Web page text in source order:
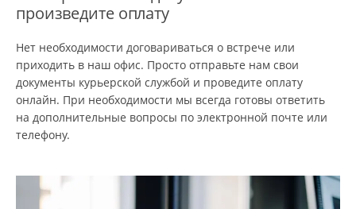
произведите оплату
Нет необходимости договариваться о встрече или
приходить в наш офис. Просто отправьте нам свои
документы курьерской службой и проведите оплату
онлайн. При необходимости мы всегда готовы ответить
на дополнительные вопросы по электронной почте или
телефону.